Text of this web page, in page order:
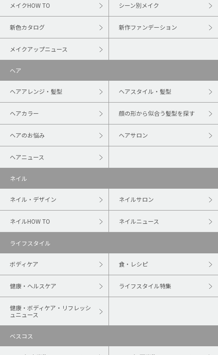
メイクHOW TO シーン別メイク
新色カタログ 新作ファンデーション
メイクアップニュース
ヘア
ヘアアレンジ・髪型 ヘアスタイル・髪型
ヘアカラー 顔の形から似合う髪型を探す
ヘアのお悩み ヘアサロン
ヘアニュース
ネイル
ネイル・デザイン ネイルサロン
ネイルHOW TO ネイルニュース
ライフスタイル
ボディケア 食・レシピ
健康・ヘルスケア ライフスタイル特集
健康・ボディケア・リフレッシ
ュニュース
ベスコス